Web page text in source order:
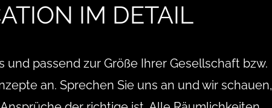
IM DETAIL
passend zur Größe Ihrer Gesellschaft bzw.
an. Sprechen Sie uns an und wir schauen,